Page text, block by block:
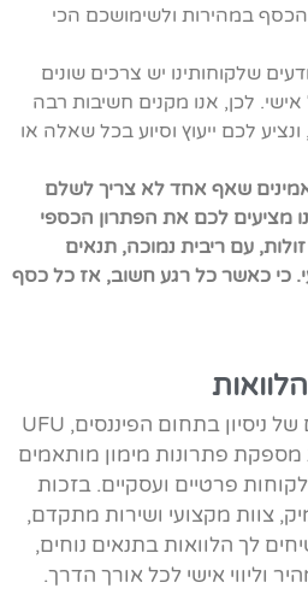
במהירות ולשימושכם הכי
שלקוחותינו יש צרכים שונים
לכן, אנו מקנים חשיבות רבה
לכם ייעוץ וסיוע בכל שאלה או
שאף אחד לא צריך לשלם
מציעים לכם את הפתרון הכספי
עם ריבית נמוכה, תנאים
כי כאשר כל רגע חשוב, אז כל כסף
עם שנים של ניסיון בתחום הפיננסים, UFU
מספקת פתרונות מימון מותאמים
פרטיים ועסקיים. בזכות
צוות מקצועי ושירות מתקדם,
לך הלוואות בתנאים נוחים,
וליווי אישי לכל אורך הדרך.